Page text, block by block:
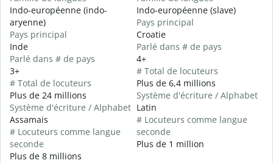
Indo-européenne (indo-
aryenne)
Pays principal
Inde
Parlé dans # de pays
3+
# Total de locuteurs
Plus de 24 millions
Système d'écriture / Alphabet
Assamais
# Locuteurs comme langue
seconde
Plus de 8 millions
Indo-européenne (slave)
Pays principal
Croatie
Parlé dans # de pays
4+
# Total de locuteurs
Plus de 6,4 millions
Système d'écriture / Alphabet
Latin
# Locuteurs comme langue
seconde
Plus de 1 million